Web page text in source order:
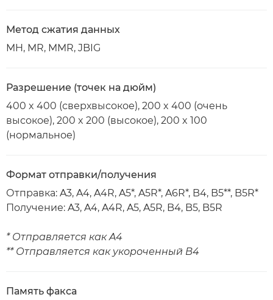
Метод сжатия данных
MH, MR, MMR, JBIG
Разрешение (точек на дюйм)
400 x 400 (сверхвысокое), 200 x 400 (очень
высокое), 200 x 200 (высокое), 200 x 100
(нормальное)
Формат отправки/получения
Отправка: A3, A4, A4R, A5*, A5R*, A6R*, B4, B5**, B5R*
Получение: A3, A4, A4R, A5, A5R, B4, B5, B5R
* Отправляется как A4
** Отправляется как укороченный B4
Память факса